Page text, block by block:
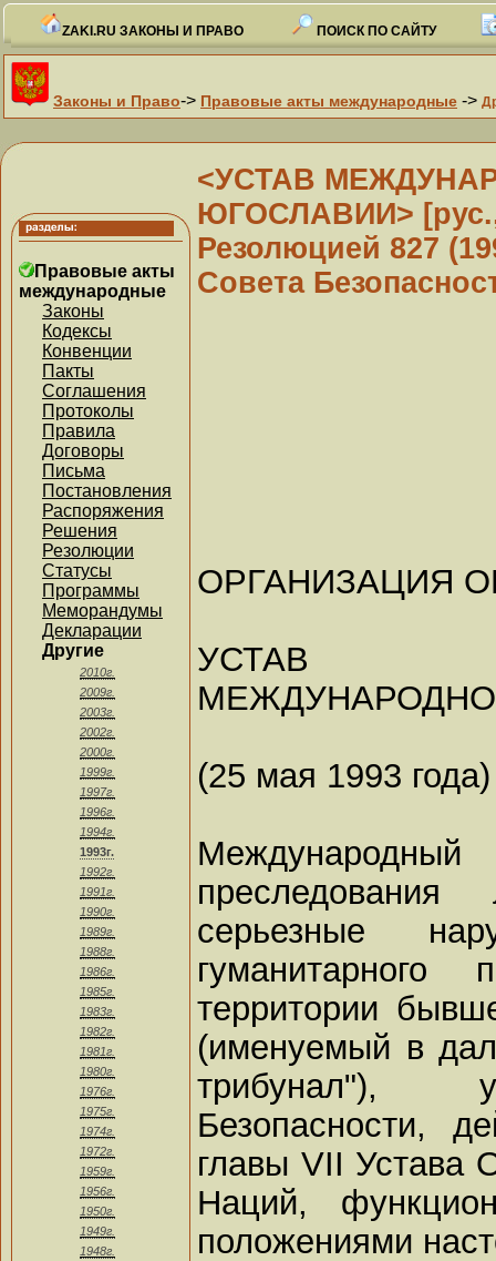
ZAKI.RU ЗАКОНЫ И ПРАВО ПОИСК ПО САЙТУ
Законы и Право-> Правовые акты международные ->
Правовые акты
международные
Законы
Кодексы
Конвенции
Пакты
Соглашения
Протоколы
Правила
Договоры
Письма
Постановления
Распоряжения
Решения
Резолюции
Статусы
Программы
Меморандумы
Декларации
Другие
2010г.
2009г.
2003г.
2002г.
2000г.
1999г.
1997г.
1996г.
1994г.
1993г.
1992г.
1991г.
1990г.
1989г.
1988г.
1986г.
1985г.
1983г.
1982г.
1981г.
1980г.
1976г.
1975г.
1974г.
1972г.
1959г.
1956г.
1950г.
1949г.
1948г.
<УСТАВ
ЮГОСЛАВИИ> [рус.,
Резолюцией 827
Совета
ОРГАНИЗАЦИЯ
УСТАВ
(25 мая 1993 года)
Международный
серьезные
территории
(именуемый в
трибунал"),
Безопасности,
главы VII Устава
Наций,
положениями